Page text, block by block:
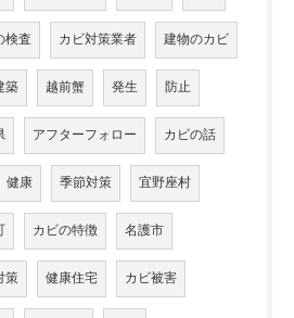
検査 カビ対策業者 建物のカビ
築 越前蟹 発生 防止
アフターフォロー カビの話
健康 季節対策 宜野座村
カビの特徴 名護市
策 健康住宅 カビ被害